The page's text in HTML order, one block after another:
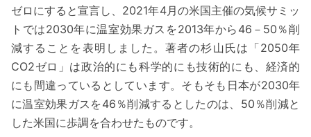
ゼロにすると宣言し、2021年4月の米国主催の気候サミッ
トでは2030年に温室効果ガスを2013年から46－50％削
減することを表明しました。著者の杉山氏は「2050年
CO2ゼロ」は政治的にも科学的にも技術的にも、経済的
にも間違っているとしています。そもそも日本が2030年
に温室効果ガスを46％削減するとしたのは、50％削減と
した米国に歩調を合わせたものです。